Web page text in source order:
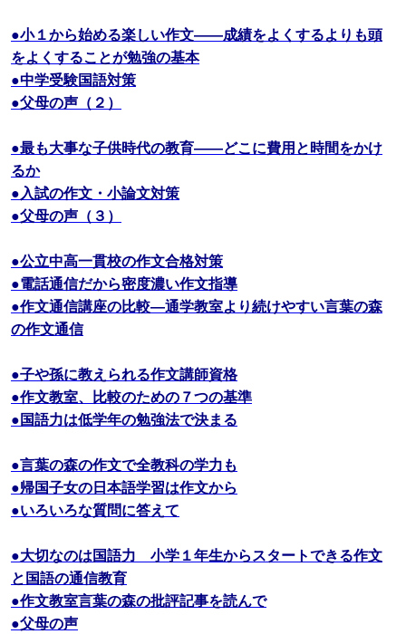
●小１から始める楽しい作文――成績をよくするよりも頭
をよくすることが勉強の基本
●中学受験国語対策
●父母の声（２）
●最も大事な子供時代の教育――どこに費用と時間をかけ
るか
●入試の作文・小論文対策
●父母の声（３）
●公立中高一貫校の作文合格対策
●電話通信だから密度濃い作文指導
●作文通信講座の比較―通学教室より続けやすい言葉の森
の作文通信
●子や孫に教えられる作文講師資格
●作文教室、比較のための７つの基準
●国語力は低学年の勉強法で決まる
●言葉の森の作文で全教科の学力も
●帰国子女の日本語学習は作文から
●いろいろな質問に答えて
●大切なのは国語力 小学１年生からスタートできる作文
と国語の通信教育
●作文教室言葉の森の批評記事を読んで
●父母の声